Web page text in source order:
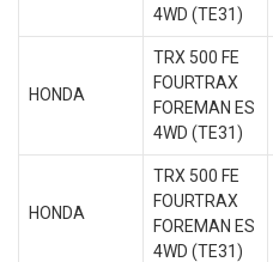
4WD (TE31)
HONDA
TRX 500 FE
FOURTRAX
FOREMAN ES
4WD (TE31)
HONDA
TRX 500 FE
FOURTRAX
FOREMAN ES
4WD (TE31)